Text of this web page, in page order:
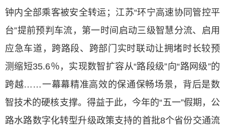
钟内全部乘客被安全转运；江苏“环宁高速协同管控平
台”提前预判车流，第一时间启动三级智慧分流、启用
应急车道，跨路段、跨部门实时联动让拥堵时长较预
测缩短35.6％，实现数智扩容从“路段级”向“路网级”的
跨越……一幕幕精准高效的保通保畅场景，背后是数
智技术的硬核支撑。得益于此，今年的“五一”假期，公
路水路数字化转型升级政策支持的首批8个省份交通流